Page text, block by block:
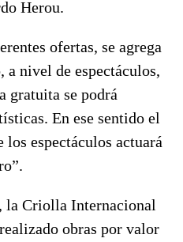
Herou.
ofertas, se agrega
a nivel de espectáculos,
gratuita se podrá
En ese sentido el
los espectáculos actuará
la Criolla Internacional
obras por valor